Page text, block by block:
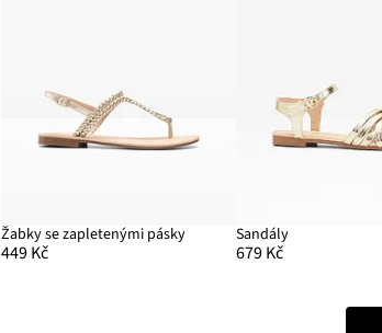
Žabky se zapletenými pásky
449 Kč
Sandály
679 Kč